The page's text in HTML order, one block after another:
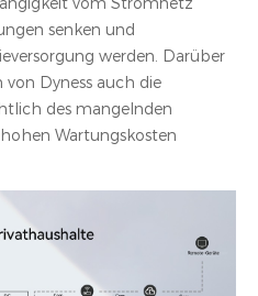
senken und
werden. Darüber
von Dyness auch die
des mangelnden
Wartungskosten